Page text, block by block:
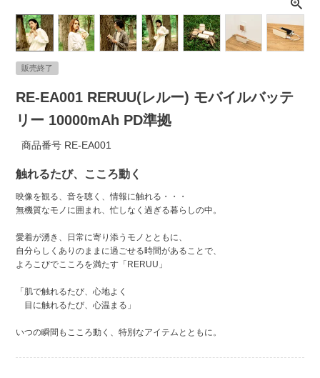
アウトレット
販売終了
RE-EA001 RERUU(レルー) モバイルバッテ
リー 10000mAh PD準拠
商品番号 RE-EA001
触れるたび、こころ動く
映像を観る、音を聴く、情報に触れる・・・
無機質なモノに囲まれ、忙しなく過ぎる暮らしの中。
愛着が湧き、日常に寄り添うモノとともに、
自分らしくありのままに過ごせる時間があることで、
よろこびでこころを満たす「RERUU」
「肌で触れるたび、心地よく
目に触れるたび、心温まる」
いつの瞬間もこころ動く、特別なアイテムとともに。